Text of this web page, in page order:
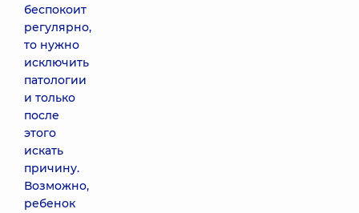
беспокоит
регулярно,
то нужно
исключить
патологии
и только
после
этого
искать
причину.
Возможно,
ребенок